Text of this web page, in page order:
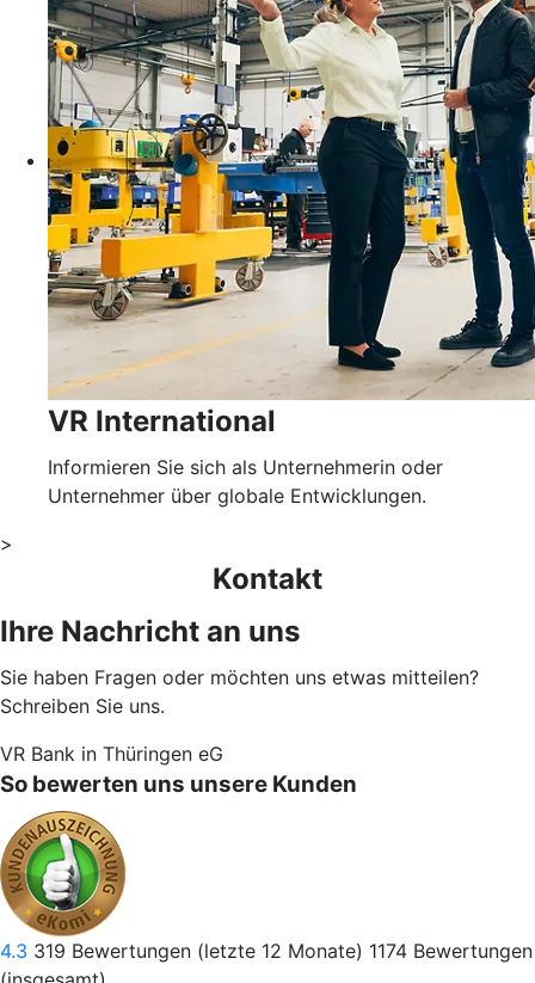
VR International
Informieren Sie sich als Unternehmerin oder
Unternehmer über globale Entwicklungen.
>
Kontakt
Ihre Nachricht an uns
Sie haben Fragen oder möchten uns etwas mitteilen?
Schreiben Sie uns.
VR Bank in Thüringen eG
So bewerten uns unsere Kunden
4.3 319 Bewertungen (letzte 12 Monate) 1174 Bewertungen